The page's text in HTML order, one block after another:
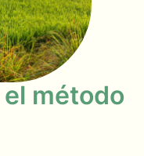
método